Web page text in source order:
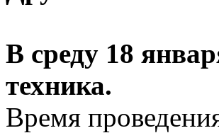
В среду 18
техника.
Время